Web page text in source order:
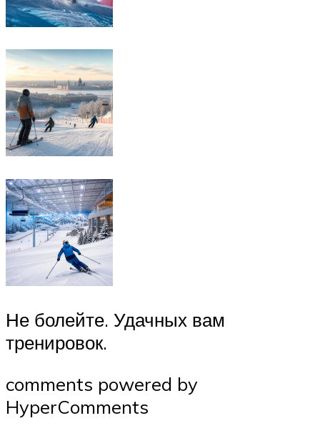
Не болейте. Удачных вам
тренировок.
comments powered by
HyperComments